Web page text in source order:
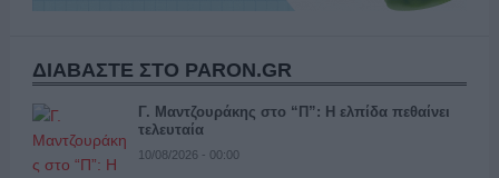
ΔΙΑΒΑΣΤΕ ΣΤΟ PARON.GR
Γ. Μαντζουράκης στο “Π”: Η ελπίδα πεθαίνει
τελευταία
10/08/2026 - 00:00